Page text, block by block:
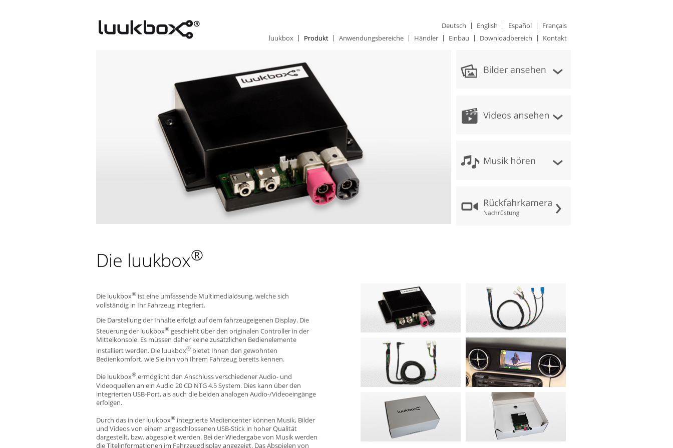
Deutsch English Español
Français
luukbox
Produkt Anwendungsbereiche Händler Einbau Downloadbereich Kontakt
Die luukbox®
Die luukbox® ist eine umfassende Multimedialösung, welche sich
vollständig in Ihr Fahrzeug integriert.
Die Darstellung der Inhalte erfolgt auf dem fahrzeugeigenen Display. Die
Steuerung der luukbox® geschieht über den originalen Controller in der
Mittelkonsole. Es müssen daher keine zusätzlichen Bedienelemente
installiert werden. Die luukbox® bietet Ihnen den gewohnten
Bedienkomfort, wie Sie ihn von Ihrem Fahrzeug bereits kennen.
Die luukbox® ermöglicht den Anschluss verschiedener Audio- und
Videoquellen an ein Audio 20 CD NTG 4.5 System. Dies kann über den
integrierten USB-Port, als auch die beiden analogen Audio-/Videoeingänge
erfolgen.
Durch das in der luukbox® integrierte Mediencenter können Musik, Bilder
und Videos von einem angeschlossenen USB-Stick in hoher Qualität
dargestellt, bzw. abgespielt werden. Bei der Wiedergabe von Musik werden
die Titelinformationen im Fahrzeugdisplay angezeigt. Das Abspielen von